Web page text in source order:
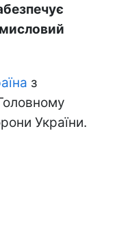
з
України.